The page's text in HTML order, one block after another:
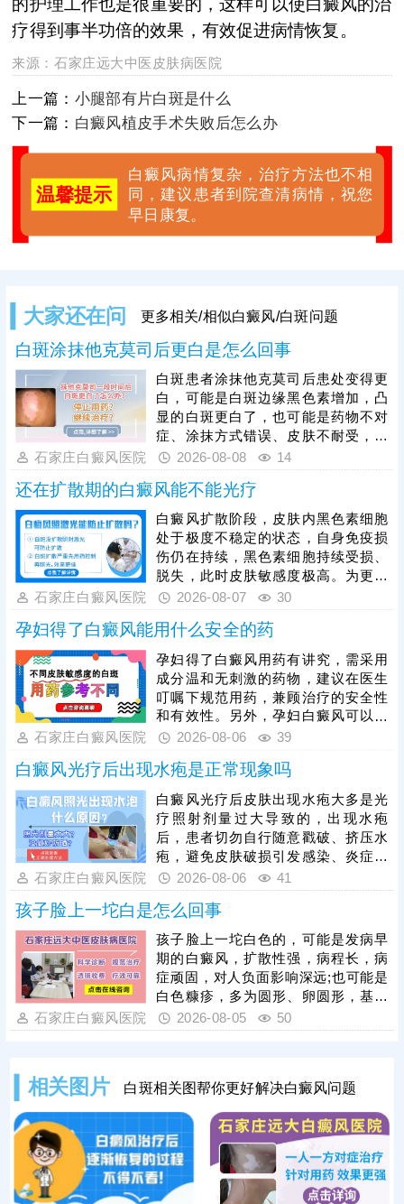
的护理工作也是很重要的，这样可以使白癜风的治
疗得到事半功倍的效果，有效促进病情恢复。
来源：石家庄远大中医皮肤病医院
上一篇： 小腿部有片白斑是什么
下一篇： 白癜风植皮手术失败后怎么办
温馨提示
白癜风病情复杂，治疗方法也不相
同，建议患者到院查清病情，祝您
早日康复。
大家还在问 更多相关/相似白癜风/白斑问题
白斑涂抹他克莫司后更白是怎么回事
白斑患者涂抹他克莫司后患处变得更
白，可能是白斑边缘黑色素增加，凸
显的白斑更白了，也可能是药物不对
症、涂抹方式错误、皮肤不耐受，刺
激局部皮肤，导致黑色素细胞受损加
重，白斑范围扩大、颜色进一步变
白。他克莫司属于处方药，患者不可
自行购买、胡乱涂抹，必须在医生指
导下对症使用，规避用药风险。临床
中常建议搭配308激光照射联合治
疗，可提升黑色素细胞修复效率，强
化治疗效果。
石家庄白癜风医院 2026-08-08 14
还在扩散期的白癜风能不能光疗
白癜风扩散阶段，皮肤内黑色素细胞
处于极度不稳定的状态，自身免疫损
伤仍在持续，黑色素细胞持续受损、
脱失，此时皮肤敏感度极高。为更好
保障治疗安全与疗效，临床通常建议
白斑扩散，具体用药方案需由医生根
据个人病情、体质制定，患者严格遵
医嘱使用，切勿自行用药。待白斑完
全稳定后，再启动光疗，光疗需严控
剂量，采用温和适配的低剂量循序渐
进治疗，同时做好日常护理，规避外
界刺激，稳固病情，提升整体治疗效
果。
石家庄白癜风医院 2026-08-07 30
孕妇得了白癜风能用什么安全的药
孕妇得了白癜风用药有讲究，需采用
成分温和无刺激的药物，建议在医生
叮嘱下规范用药，兼顾治疗的安全性
和有效性。另外，孕妇白癜风可以照
光治疗，如美国进口308准分子激
和正常功能，安全无痛，无毒副作
用。治疗期间还需从自身做起，加强
护理保健，避免不良因素刺激，稳定
免疫状态，逐步令白斑症状减轻。
石家庄白癜风医院 2026-08-06 39
白癜风光疗后出现水疱是正常现象吗
白癜风光疗后皮肤出现水疱大多是光
疗照射剂量过大导致的，出现水疱
后，患者切勿自行随意戳破、挤压水
疱，避免皮肤破损引发感染、炎症，
加重皮肤损伤，甚至诱发白斑扩散、
遗留色素异常问题。需在医生指导下
对症处理，做好创面防护与修复，为
规避该问题，光疗必须由经验丰富的
医生操作，根据患者肤质、白斑部位
及皮肤耐受情况，制定个性化照射剂
量与频次。同时要做好光疗后皮肤护
理，治疗后皮肤屏障脆弱，需严格规
避阳光暴晒，防止二次损伤诱发水
石家庄白癜风医院 2026-08-06 41
孩子脸上一坨白是怎么回事
孩子脸上一坨白色的，可能是发病早
期的白癜风，扩散性强，病程长，病
症顽固，对人负面影响深远;也可能是
白色糠疹，多为圆形、卵圆形，基本
可自行消退，影响不大。可以结合伍
德灯、三维皮肤ct白斑专项检查诊
方，加强护理保健，助力皮肤颜色还
原。
石家庄白癜风医院 2026-08-05 50
相关图片 白斑相关图帮你更好解决白癜风问题